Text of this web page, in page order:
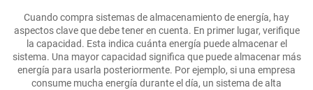
Cuando compra sistemas de almacenamiento de energía, hay
aspectos clave que debe tener en cuenta. En primer lugar, verifique
la capacidad. Esta indica cuánta energía puede almacenar el
sistema. Una mayor capacidad significa que puede almacenar más
energía para usarla posteriormente. Por ejemplo, si una empresa
consume mucha energía durante el día, un sistema de alta